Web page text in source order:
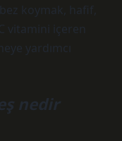
koymak, hafif,
vitamini içeren
yardımcı
nedir